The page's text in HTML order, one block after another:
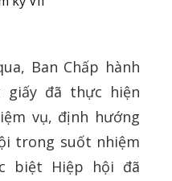
Ban Chấp hành
giấy đã thực hiện
vụ, định hướng
trong suốt nhiệm
biệt Hiệp hội đã